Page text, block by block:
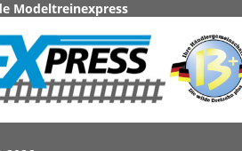
Modeltreinexpress